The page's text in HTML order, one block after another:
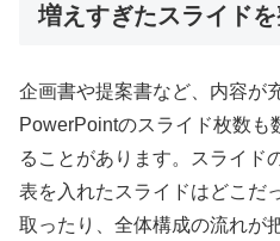
増えすぎたスライド
企画書や提案書など、内容が
PowerPointのスライド枚数も
ることがあります。スライド
表を入れたスライドはどこだ
取ったり、全体構成の流れが